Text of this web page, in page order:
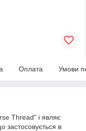
Оплата Умови
Thread" і являє
застосовується в